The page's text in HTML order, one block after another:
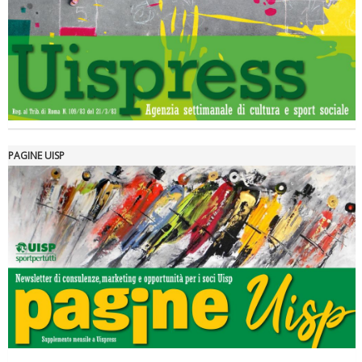
Luglio 2026: "Pensando con i piedi, si possono fare le
rivoluzioni"
Tiziano Pesce a Radio InBlu2000 traccia il bilancio della stagione
PAGINE UISP